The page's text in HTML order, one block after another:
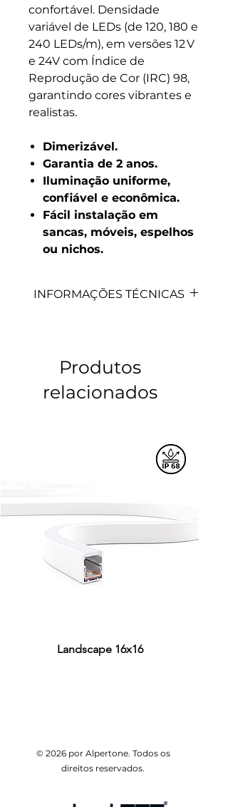
confortável. Densidade
variável de LEDs (de 120, 180 e
240 LEDs/m), em versões 12 V
e 24V com Índice de
Reprodução de Cor (IRC) 98,
garantindo cores vibrantes e
realistas.
Dimerizável.
Garantia de 2 anos.
Iluminação uniforme,
confiável e econômica.
Fácil instalação em
sancas, móveis, espelhos
ou nichos.
INFORMAÇÕES TÉCNICAS
MODELO LEDS
011448 180LED/M
Produtos
relacionados
Landscape 16x16
© 2026 por Alpertone. Todos os
direitos reservados.